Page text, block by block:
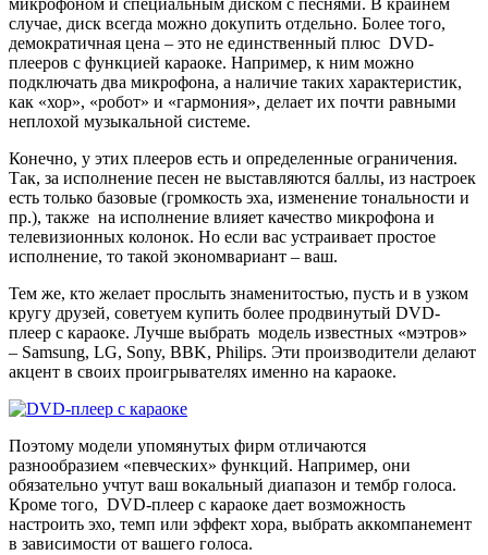
микрофоном и специальным диском с песнями. В крайнем
случае, диск всегда можно докупить отдельно. Более того,
демократичная цена – это не единственный плюс DVD-
плееров с функцией караоке. Например, к ним можно
подключать два микрофона, а наличие таких характеристик,
как «хор», «робот» и «гармония», делает их почти равными
неплохой музыкальной системе.
Конечно, у этих плееров есть и определенные ограничения.
Так, за исполнение песен не выставляются баллы, из настроек
есть только базовые (громкость эха, изменение тональности и
пр.), также на исполнение влияет качество микрофона и
телевизионных колонок. Но если вас устраивает простое
исполнение, то такой экономвариант – ваш.
Тем же, кто желает прослыть знаменитостью, пусть и в узком
кругу друзей, советуем купить более продвинутый DVD-
плеер с караоке. Лучше выбрать модель известных «мэтров»
– Samsung, LG, Sony, BBK, Philips. Эти производители делают
акцент в своих проигрывателях именно на караоке.
Поэтому модели упомянутых фирм отличаются
разнообразием «певческих» функций. Например, они
обязательно учтут ваш вокальный диапазон и тембр голоса.
Кроме того, DVD-плеер с караоке дает возможность
настроить эхо, темп или эффект хора, выбрать аккомпанемент
в зависимости от вашего голоса.